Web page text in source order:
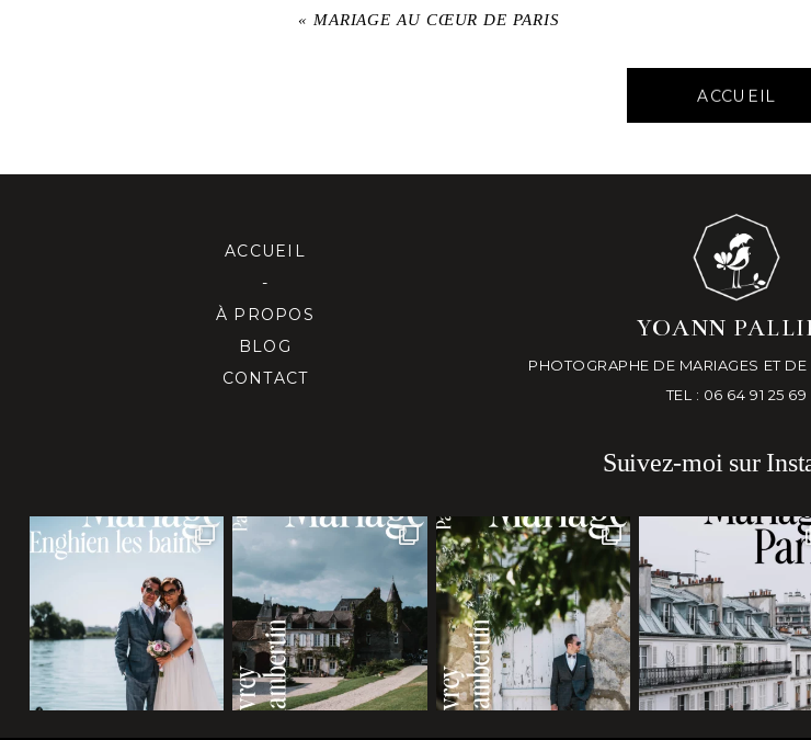
« MARIAGE AU CŒUR DE PARIS
ACCUEIL
ACCUEIL
-
À PROPOS
BLOG
CONTACT
YOANN
PHOTOGRAPHE DE MARIAGES ET
TEL : 06 64 91 25 69
Suivez-moi sur